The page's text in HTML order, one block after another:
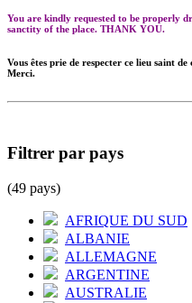
You are kindly requested to be properly
sanctity of the place. THANK YOU.
Vous êtes prie de respecter ce lieu saint
Merci.
Filtrer par pays
(49 pays)
AFRIQUE DU SUD
ALBANIE
ALLEMAGNE
ARGENTINE
AUSTRALIE